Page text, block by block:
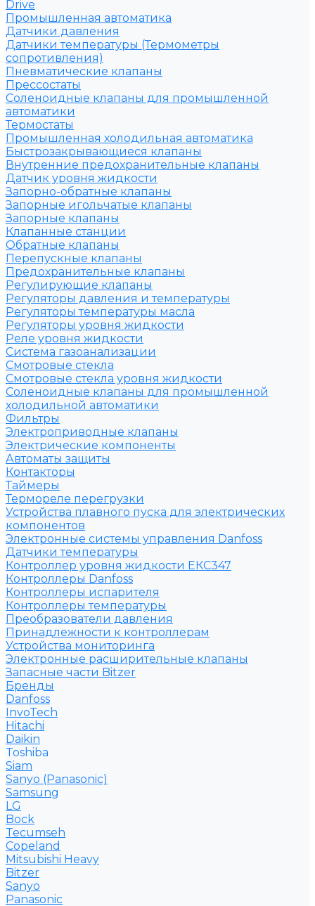
Drive
Промышленная автоматика
Датчики давления
Датчики температуры (Термометры
сопротивления)
Пневматические клапаны
Прессостаты
Соленоидные клапаны для промышленной
автоматики
Термостаты
Промышленная холодильная автоматика
Быстрозакрывающиеся клапаны
Внутренние предохранительные клапаны
Датчик уровня жидкости
Запорно-обратные клапаны
Запорные игольчатые клапаны
Запорные клапаны
Клапанные станции
Обратные клапаны
Перепускные клапаны
Предохранительные клапаны
Регулирующие клапаны
Регуляторы давления и температуры
Регуляторы температуры масла
Регуляторы уровня жидкости
Реле уровня жидкости
Система газоанализации
Смотровые стекла
Смотровые стекла уровня жидкости
Соленоидные клапаны для промышленной
холодильной автоматики
Фильтры
Электроприводные клапаны
Электрические компоненты
Автоматы защиты
Контакторы
Таймеры
Термореле перегрузки
Устройства плавного пуска для электрических
компонентов
Электронные системы управления Danfoss
Датчики температуры
Контроллер уровня жидкости ЕКС347
Контроллеры Danfoss
Контроллеры испарителя
Контроллеры температуры
Преобразователи давления
Принадлежности к контроллерам
Устройства мониторинга
Электронные расширительные клапаны
Запасные части Bitzer
Бренды
Danfoss
InvoTech
Hitachi
Daikin
Toshiba
Siam
Sanyo (Panasonic)
Samsung
LG
Bock
Tecumseh
Copeland
Mitsubishi Heavy
Bitzer
Sanyo
Рanasonic